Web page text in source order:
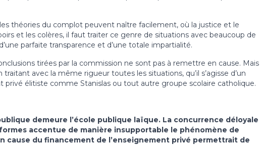
théories du complot peuvent naître facilement, où la justice et le
et les colères, il faut traiter ce genre de situations avec beaucoup de
parfaite transparence et d’une totale impartialité.
tirées par la commission ne sont pas à remettre en cause. Mais
avec la même rigueur toutes les situations, qu’il s’agisse d’un
privé élitiste comme Stanislas ou tout autre groupe scolaire catholique.
demeure l’école publique laïque. La concurrence déloyale
accentue de manière insupportable le phénomène de
cause du financement de l’enseignement privé permettrait de